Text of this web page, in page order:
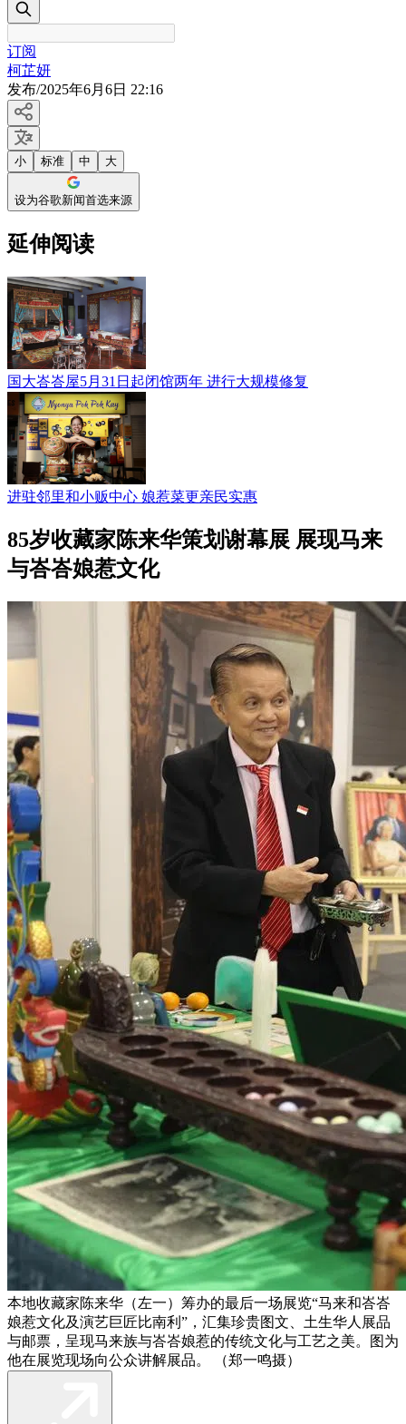
订阅
柯芷妍
发布/2025年6月6日 22:16
小 标准 中 大
设为谷歌新闻首选来源
延伸阅读
国大峇峇屋5月31日起闭馆两年 进行大规模修复
进驻邻里和小贩中心 娘惹菜更亲民实惠
85岁收藏家陈来华策划谢幕展 展现马来
与峇峇娘惹文化
本地收藏家陈来华（左一）筹办的最后一场展览“马来和峇峇
娘惹文化及演艺巨匠比南利”，汇集珍贵图文、土生华人展品
与邮票，呈现马来族与峇峇娘惹的传统文化与工艺之美。图为
他在展览现场向公众讲解展品。 （郑一鸣摄）